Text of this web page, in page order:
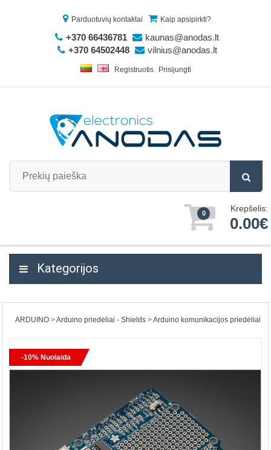
Parduotuvių kontaktai Kaip apsipirkti?
+370 66436781
kaunas@anodas.lt
+370 64502448
vilnius@anodas.lt
Registruotis Prisijungti
0 Krepšelis:
0.00€
Kategorijos
ARDUINO Arduino priedėliai - Shields Arduino komunikacijos priedėliai
-10% Nuolaida